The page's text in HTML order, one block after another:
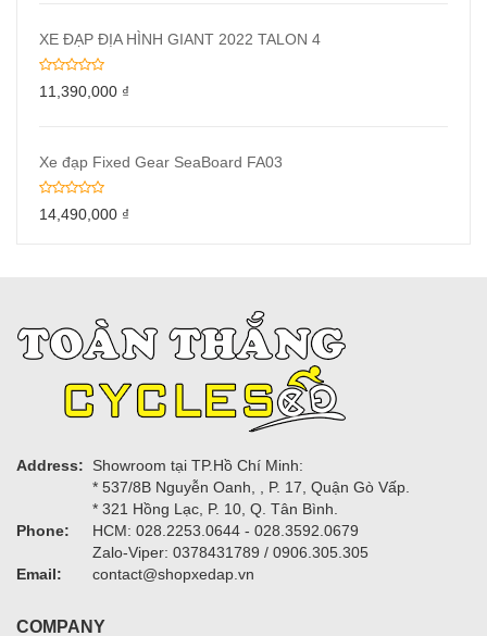
XE ĐẠP ĐỊA HÌNH GIANT 2022 TALON 4
11,390,000 ₫
Xe đạp Fixed Gear SeaBoard FA03
14,490,000 ₫
Address:
Showroom tại TP.Hồ Chí Minh:
* 537/8B Nguyễn Oanh, , P. 17, Quận Gò Vấp.
* 321 Hồng Lạc, P. 10, Q. Tân Bình.
Phone:
HCM: 028.2253.0644 - 028.3592.0679
Zalo-Viper: 0378431789 / 0906.305.305
Email:
contact@shopxedap.vn
COMPANY